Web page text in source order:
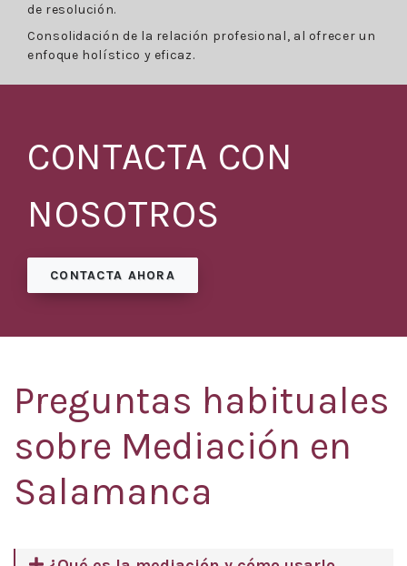
de resolución.
Consolidación de la relación profesional, al ofrecer un
enfoque holístico y eficaz.
CONTACTA CON
NOSOTROS
CONTACTA AHORA
Preguntas habituales
sobre Mediación en
Salamanca